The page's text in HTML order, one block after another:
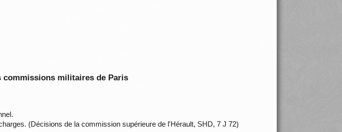
commissions militaires de Paris
(Décisions de la commission supérieure de l'Hérault, SHD, 7 J 72)